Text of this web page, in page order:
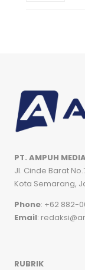
PT. AMPUH
Jl. Cinde Barat
Kota Semarang,
Phone: +62 882-
Email:
RUBRIK